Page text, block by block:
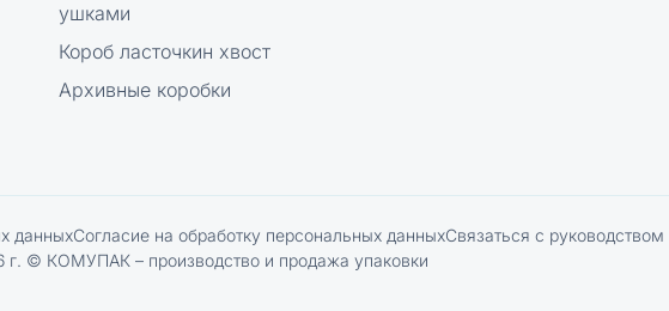
ушками
Короб ласточкин хвост
Архивные коробки
данныхСогласие на обработку персональных данныхСвязаться с руководством
г. © КОМУПАК – производство и продажа упаковки